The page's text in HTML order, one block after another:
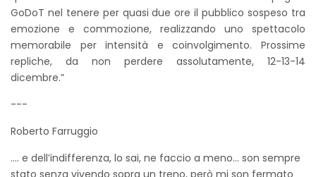
GoDoT nel tenere per quasi due ore il pubblico sospeso tra
emozione e commozione, realizzando uno spettacolo
memorabile per intensità e coinvolgimento. Prossime
repliche, da non perdere assolutamente, 12-13-14
dicembre.”
---
Roberto Farruggio
…. e dell’indifferenza, lo sai, ne faccio a meno… son sempre
stato senza vivendo sopra un treno, però mi son fermato